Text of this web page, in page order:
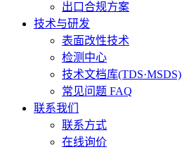
出口合规方案
技术与研发
表面改性技术
检测中心
技术文档库(TDS·MSDS)
常见问题 FAQ
联系我们
联系方式
在线询价